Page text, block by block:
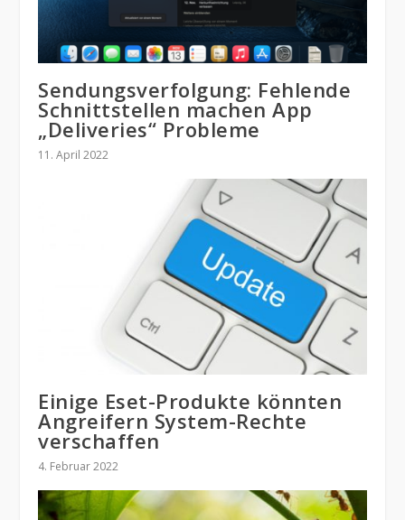
Sendungsverfolgung: Fehlende
Schnittstellen machen App
„Deliveries“ Probleme
11. April 2022
Einige Eset-Produkte könnten
Angreifern System-Rechte
verschaffen
4. Februar 2022